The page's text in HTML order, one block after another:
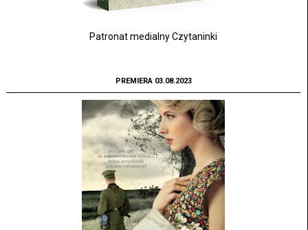
Patronat medialny Czytaninki
PREMIERA 03.08.2023